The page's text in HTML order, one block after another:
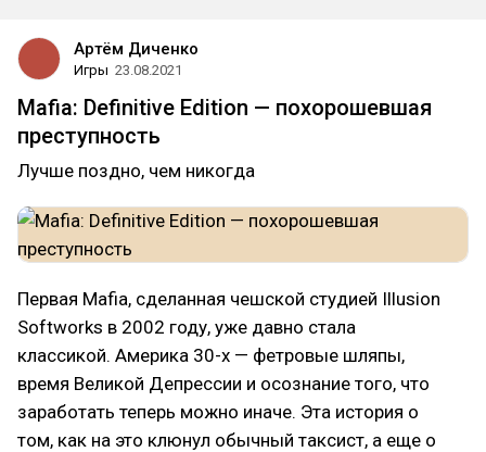
Артём Диченко
Игры 23.08.2021
Mafia: Definitive Edition — похорошевшая
преступность
Лучше поздно, чем никогда
Первая Mafia, сделанная чешской студией Illusion
Softworks в 2002 году, уже давно стала
классикой. Америка 30-х — фетровые шляпы,
время Великой Депрессии и осознание того, что
заработать теперь можно иначе. Эта история о
том, как на это клюнул обычный таксист, а еще о